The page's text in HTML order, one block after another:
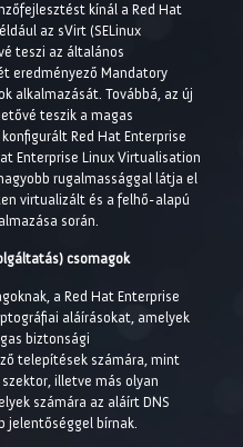
kínál a Red Hat
az sVirt (SELinux
teszi az általános
eredményező Mandatory
alkalmazását. Továbbá, az új
teszik a magas
Red Hat Enterprise
Enterprise Linux Virtualisation
rugalmassággal látja el
virtualizált és a felhő-alapú
során.
csomagok
a Red Hat Enterprise
aláírásokat, amelyek
biztonsági
telepítések számára, mint
illetve más olyan
számára az aláírt DNS
jelentőséggel bírnak.